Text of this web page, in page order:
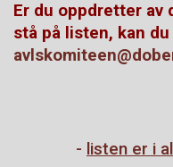
Er du oppdretter av
stå på listen, kan
- listen er i